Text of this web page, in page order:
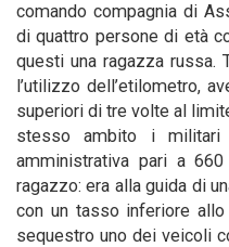
comando compagnia di
di quattro persone di età
questi una ragazza russa.
l’utilizzo dell’etilometro,
superiori di tre volte al
stesso ambito i militari
amministrativa pari a
ragazzo: era alla guida di
con un tasso inferiore
sequestro uno dei veicoli